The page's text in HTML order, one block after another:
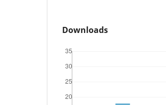
Downloads